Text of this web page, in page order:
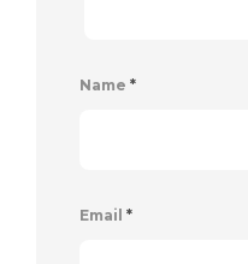
Name *
Email *